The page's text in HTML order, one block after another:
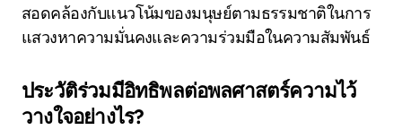
สอดคล้องกับแนวโน้มของมนุษย์ตามธรรมชาติในการ
แสวงหาความมั่นคงและความร่วมมือในความสัมพันธ์
ประวัติร่วมมีอิทธิพลต่อพลศาสตร์ความไว้
วางใจอย่างไร?